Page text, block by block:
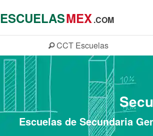
ESCUELASMEX.COM
CCT Escuelas
Escuelas de Secundaria